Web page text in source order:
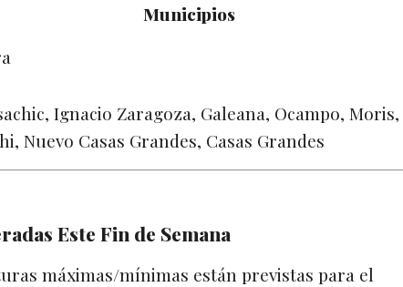
Municipios
Ignacio Zaragoza, Galeana, Ocampo, Moris,
Nuevo Casas Grandes, Casas Grandes
Este Fin de Semana
máximas/mínimas están previstas para el